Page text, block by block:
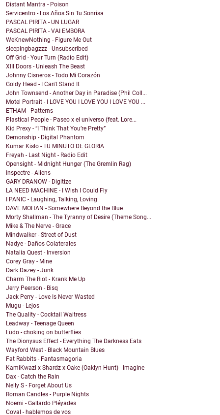
Distant Mantra - Poison
Servicentro - Los Años Sin Tu Sonrisa
PASCAL PIRITA - UN LUGAR
PASCAL PIRITA - VAI EMBORA
WeKnewNothing - Figure Me Out
sleepingbagzzz - Unsubscribed
Off Grid - Your Turn (Radio Edit)
XIII Doors - Unleash The Beast
Johnny Cisneros - Todo Mi Corazón
Goldy Head - I Can't Stand It
John Townsend - Another Day in Paradise (Phil Coll...
Motel Portrait - I LOVE YOU I LOVE YOU I LOVE YOU ...
ETHAM - Patterns
Plastical People - Paseo x el universo (feat. Lore...
Kid Prexy - “I Think That You’re Pretty”
Demonship - Digital Phantom
Kumar Kislo - TU MINUTO DE GLORIA
Freyah - Last Night - Radio Edit
Opensight - Midnight Hunger (The Gremlin Rag)
Inspectre - Aliens
GARY DRANOW - Digitize
LA NEED MACHINE - I Wish I Could Fly
I PANIC - Laughing, Talking, Loving
DAVE MOHAN - Somewhere Beyond the Blue
Morty Shallman - The Tyranny of Desire (Theme Song...
Mike & The Nerve - Grace
Mindwalker - Street of Dust
Nadye - Daños Colaterales
Natalia Quest - Inversion
Corey Gray - Mine
Dark Dazey - Junk
Charm The Riot - Krank Me Up
Jerry Peerson - Bisq
Jack Perry - Love Is Never Wasted
Mugu - Lejos
The Quality - Cocktail Waitress
Leadway - Teenage Queen
Lüdo - choking on butterflies
The Dionysus Effect - Everything The Darkness Eats
Wayford West - Black Mountain Blues
Fat Rabbits - Fantasmagoria
KamiKwazi x Shardz x Oake (Oaklyn Hunt) - Imagine
Dax - Catch the Rain
Nelly S - Forget About Us
Roman Candles - Purple Nights
Noemi - Gallardo Pléyades
Coval - hablemos de vos